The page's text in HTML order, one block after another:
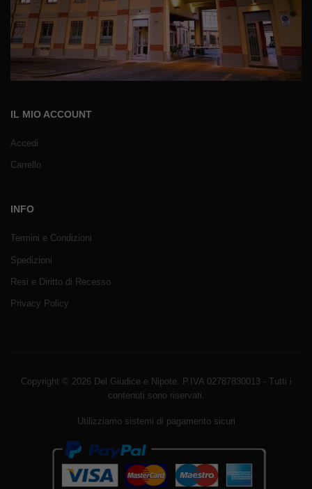
IL MIO ACCOUNT
Accedi
Carrello
INFO
Termini e Condizioni
Spedizioni
Resi e Diritto di Recesso
Privacy Policy
Copyright © 2026 Del Giudice e Nipote. P.IVA 02787830013 - Tutti i
contenuti sono riservati.
Utilizziamo sistemi di pagamento sicuri